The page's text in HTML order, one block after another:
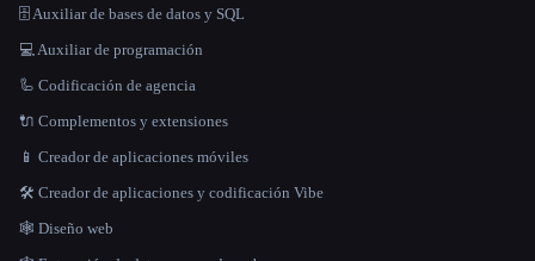
🗄️ Auxiliar de bases de datos y SQL
💻 Auxiliar de programación
🦾 Codificación de agencia
🔌 Complementos y extensiones
📱 Creador de aplicaciones móviles
🛠️ Creador de aplicaciones y codificación Vibe
🕸 Diseño web